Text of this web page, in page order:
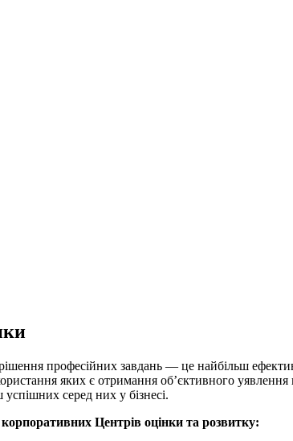
професійних завдань — це найбільш
яких є отримання об’єктивного
успішних серед них у бізнесі.
Центрів оцінки та розвитку: